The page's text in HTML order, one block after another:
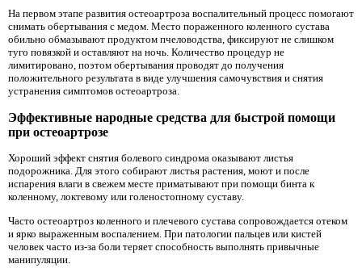
На первом этапе развития остеоартроза воспалительный процесс помогают
снимать обертывания с медом. Место пораженного коленного сустава
обильно обмазывают продуктом пчеловодства, фиксируют не слишком
туго повязкой и оставляют на ночь. Количество процедур не
лимитировано, поэтом обертывания проводят до получения
положительного результата в виде улучшения самочувствия и снятия
устранения симптомов остеоартроза.
Эффективные народные средства для быстрой помощи
при остеоартрозе
Хороший эффект снятия болевого синдрома оказывают листья
подорожника. Для этого собирают листья растения, моют и после
испарения влаги в свежем месте приматывают при помощи бинта к
коленному, локтевому или голеностопному суставу.
Часто остеоартроз коленного и плечевого сустава сопровождается отеком
и ярко выраженным воспалением. При патологии пальцев или кистей
человек часто из-за боли теряет способность выполнять привычные
манипуляции.